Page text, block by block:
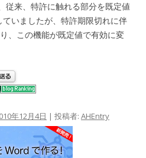
従来、特許に触れる部分を既定値
いましたが、特許期限切れに伴
、この機能が既定値で有効に変
年12月4日 | 投稿者: AHEntry